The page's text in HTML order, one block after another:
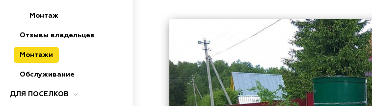
Монтаж
Отзывы владельцев
Монтажи
Обслуживание
ДЛЯ ПОСЕЛКОВ